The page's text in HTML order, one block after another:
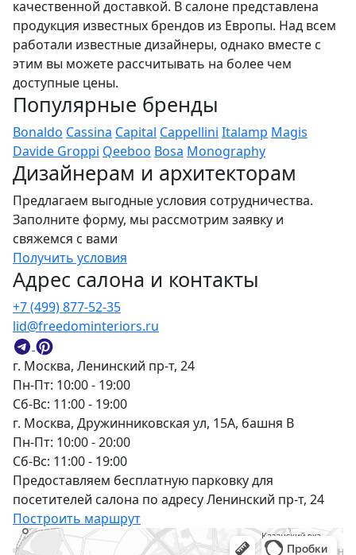
качественной доставкой. В салоне представлена
продукция известных брендов из Европы. Над всем
работали известные дизайнеры, однако вместе с
этим вы можете рассчитывать на более чем
доступные цены.
Популярные бренды
Bonaldo Cassina Capital Cappellini Italamp Magis
Davide Groppi Qeeboo Bosa Monography
Дизайнерам и архитекторам
Предлагаем выгодные условия сотрудничества.
Заполните форму, мы рассмотрим заявку и
свяжемся с вами
Получить условия
Адрес салона и контакты
г. Москва, Ленинский пр-т, 24
Пн-Пт: 10:00 - 19:00
Сб-Вс: 11:00 - 19:00
г. Москва, Дружинниковская ул, 15А, башня В
Пн-Пт: 10:00 - 20:00
Сб-Вс: 11:00 - 19:00
Предоставляем бесплатную парковку для
посетителей салона по адресу Ленинский пр-т, 24
Построить маршрут
+7 (499) 877-52-35
lid@freedominteriors.ru